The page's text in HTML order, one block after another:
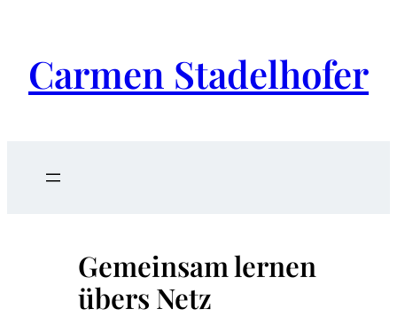
Carmen Stadelhofer
Gemeinsam lernen
übers Netz